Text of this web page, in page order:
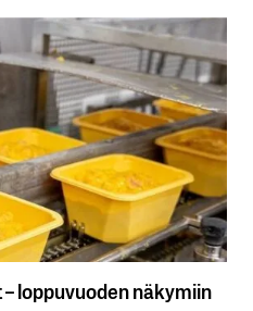
loppuvuoden näkymiin